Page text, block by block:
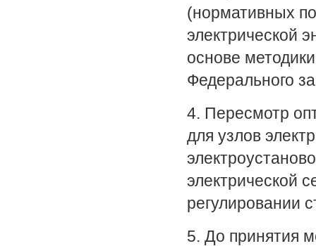
(нормативных
электрической
основе
Федерального
4. Пересмотр
для узлов
электрической
регулировании
5. До принятия